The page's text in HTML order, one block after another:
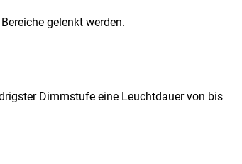
gelenkt werden.
Dimmstufe eine Leuchtdauer von bis